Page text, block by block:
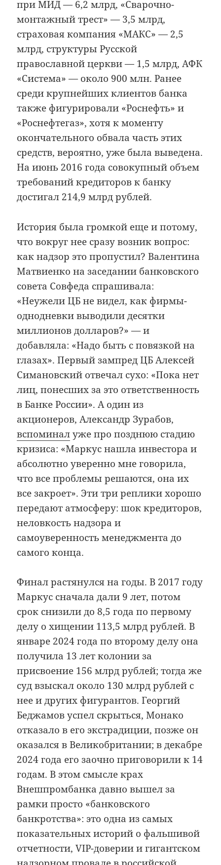
при МИД — 6,2 млрд, «Сварочно-
монтажный трест» — 3,5 млрд,
страховая компания «МАКС» — 2,5
млрд, структуры Русской
православной церкви — 1,5 млрд, АФК
«Система» — около 900 млн. Ранее
среди крупнейших клиентов банка
также фигурировали «Роснефть» и
«Роснефтегаз», хотя к моменту
окончательного обвала часть этих
средств, вероятно, уже была выведена.
На июнь 2016 года совокупный объем
требований кредиторов к банку
достигал 214,9 млрд рублей.
История была громкой еще и потому,
что вокруг нее сразу возник вопрос:
как надзор это пропустил? Валентина
Матвиенко на заседании банковского
совета Совфеда спрашивала:
«Неужели ЦБ не видел, как фирмы-
однодневки выводили десятки
миллионов долларов?» — и
добавляла: «Надо быть с повязкой на
глазах». Первый зампред ЦБ Алексей
Симановский отвечал сухо: «Пока нет
лиц, понесших за это ответственность
в Банке России». А один из
акционеров, Александр Зурабов,
вспоминалуже про позднюю стадию
кризиса: «Маркус нашла инвестора и
абсолютно уверенно мне говорила,
что все проблемы решаются, она их
все закроет». Эти три реплики хорошо
передают атмосферу: шок кредиторов,
неловкость надзора и
самоуверенность менеджмента до
самого конца.
Финал растянулся на годы. В 2017 году
Маркус сначала дали 9 лет, потом
срок снизили до 8,5 года по первому
делу о хищении 113,5 млрд рублей. В
январе 2024 года по второму делу она
получила 13 лет колонии за
присвоение 156 млрд рублей; тогда же
суд взыскал около 130 млрд рублей с
нее и других фигурантов. Георгий
Беджамов успел скрыться, Монако
отказало в его экстрадиции, позже он
оказался в Великобритании; в декабре
2024 года его заочно приговорили к 14
годам. В этом смысле крах
Внешпромбанка давно вышел за
рамки просто «банковского
банкротства»: это одна из самых
показательных историй о фальшивой
отчетности, VIP-доверии и гигантском